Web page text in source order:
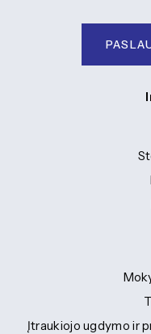
Įtraukiojo ugdymo ir